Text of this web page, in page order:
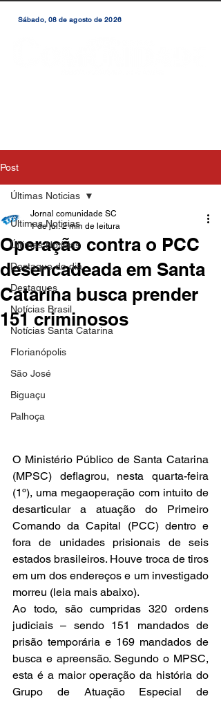
Sábado, 08 de agosto de 2026
Post
Últimas Noticias
Últimas Notícias
Destaque do dia
Destaques
Notícias Brasil
Notícias Santa Catarina
Florianópolis
São José
Biguaçu
Palhoça
Últimas Noticias
Operação contra o PCC
desencadeada em Santa
Catarina busca prender
151 criminosos
Jornal comunidade SC
1 de jul. 2 min de leitura
O Ministério Público de Santa Catarina
(MPSC) deflagrou, nesta quarta-feira
(1º), uma megaoperação com intuito de
desarticular a atuação do Primeiro
Comando da Capital (PCC) dentro e
fora de unidades prisionais de seis
estados brasileiros. Houve troca de tiros
em um dos endereços e um investigado
morreu (leia mais abaixo).
Ao todo, são cumpridas 320 ordens
judiciais – sendo 151 mandados de
prisão temporária e 169 mandados de
busca e apreensão. Segundo o MPSC,
esta é a maior operação da história do
Grupo de Atuação Especial de